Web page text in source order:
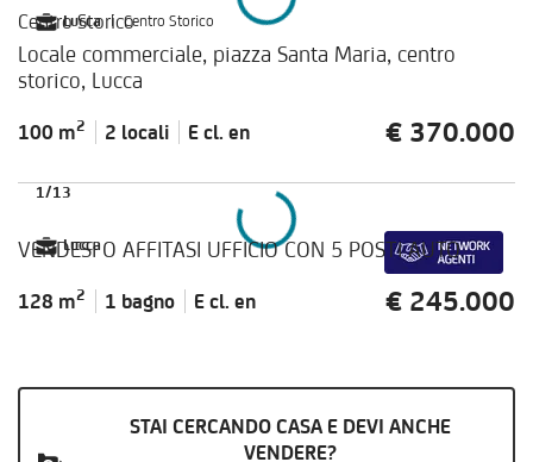
Lucca | Centro Storico
Centro Storico
Locale commerciale, piazza Santa Maria, centro
storico, Lucca
100 m2 2 locali E cl. en € 370.000
Lucca
1/13
VENDESI O AFFITASI UFFICIO CON 5 POSTI AUTO
128 m2 1 bagno E cl. en € 245.000
STAI CERCANDO CASA E DEVI ANCHE
VENDERE?